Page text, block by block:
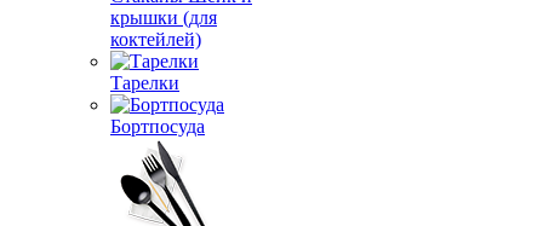
крышки (для
коктейлей)
Тарелки
Бортпосуда